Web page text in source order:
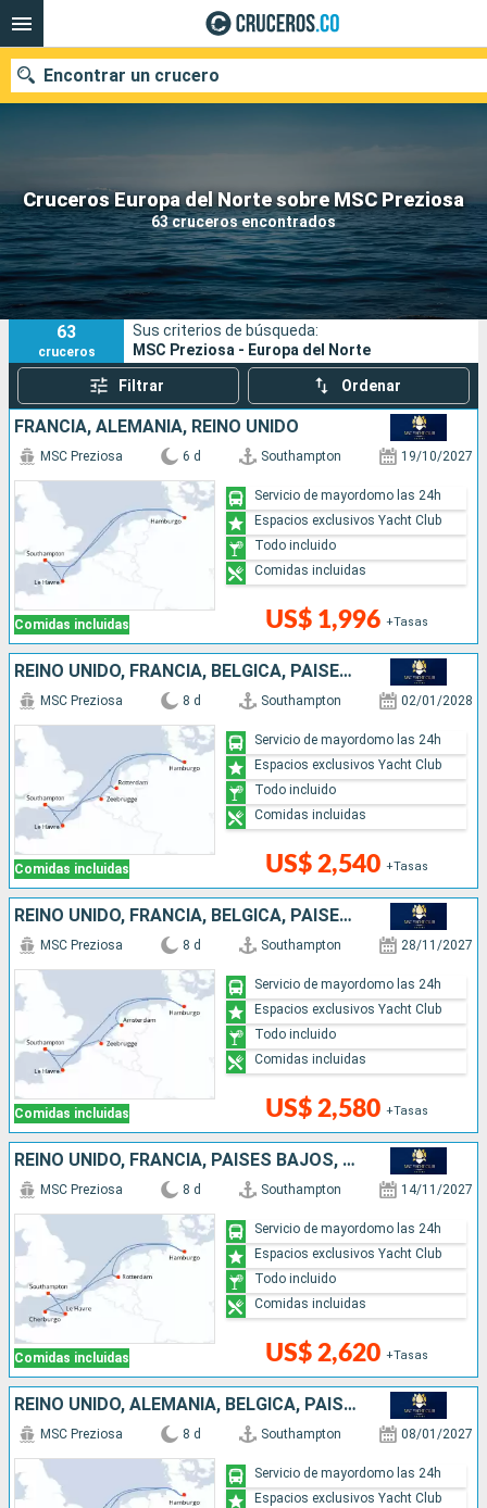
Cruceros Europa del Norte sobre MSC Preziosa
63 cruceros encontrados
Encontrar un crucero
Fecha de salida
Buscar
63
cruceros
Sus criterios de búsqueda:
MSC Preziosa - Europa del Norte
Filtrar Ordenar
FRANCIA, ALEMANIA, REINO UNIDO
Comidas incluidas
MSC Preziosa 6 d Southampton 19/10/2027
US$ 1,996 +Tasas
Servicio de mayordomo las 24h
Espacios exclusivos Yacht Club
Todo incluido
Comidas incluidas
REINO UNIDO, FRANCIA, BÉLGICA, PAISES BAJOS, ALEMANIA
Comidas incluidas
MSC Preziosa 8 d Southampton 02/01/2028
US$ 2,540 +Tasas
Servicio de mayordomo las 24h
Espacios exclusivos Yacht Club
Todo incluido
Comidas incluidas
REINO UNIDO, FRANCIA, BÉLGICA, PAISES BAJOS, ALEMANIA
Comidas incluidas
MSC Preziosa 8 d Southampton 28/11/2027
US$ 2,580 +Tasas
Servicio de mayordomo las 24h
Espacios exclusivos Yacht Club
Todo incluido
Comidas incluidas
REINO UNIDO, FRANCIA, PAISES BAJOS, ALEMANIA
Comidas incluidas
MSC Preziosa 8 d Southampton 14/11/2027
US$ 2,620 +Tasas
Servicio de mayordomo las 24h
Espacios exclusivos Yacht Club
Todo incluido
Comidas incluidas
REINO UNIDO, ALEMANIA, BÉLGICA, PAISES BAJOS, FRANCIA
MSC Preziosa 8 d Southampton 08/01/2027
Servicio de mayordomo las 24h
Espacios exclusivos Yacht Club